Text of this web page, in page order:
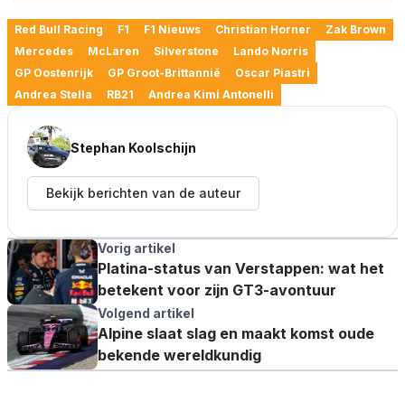
Red Bull Racing F1 F1 Nieuws Christian Horner
Zak Brown
Mercedes
McLaren Silverstone
Lando Norris
GP Oostenrijk
GP Groot-Brittannië
Oscar Piastri
Andrea Stella
RB21 Andrea Kimi Antonelli
Stephan Koolschijn
Bekijk berichten van de auteur
Vorig artikel
Platina-status van Verstappen: wat het
betekent voor zijn GT3-avontuur
Volgend artikel
Alpine slaat slag en maakt komst oude
bekende wereldkundig